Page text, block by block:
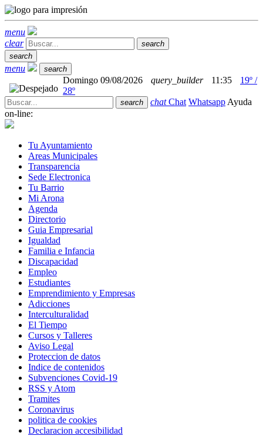
menu
clear
search
search
menu search
Domingo 09/08/2026 query_builder 11:35
19º /
28º
search chatChat Whatsapp Ayuda
on-line:
Tu Ayuntamiento
Areas Municipales
Transparencia
Sede Electronica
Tu Barrio
Mi Arona
Agenda
Directorio
Guia Empresarial
Igualdad
Familia e Infancia
Discapacidad
Empleo
Estudiantes
Emprendimiento y Empresas
Adicciones
Interculturalidad
El Tiempo
Cursos y Talleres
Aviso Legal
Proteccion de datos
Indice de contenidos
Subvenciones Covid-19
RSS y Atom
Tramites
Coronavirus
politica de cookies
Declaracion accesibilidad